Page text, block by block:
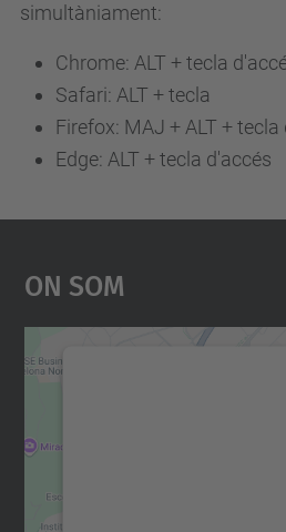
simultàniament:
Chrome: ALT + tecla
Safari: ALT + tecla
Firefox: MAJ + ALT + tecla
Edge: ALT + tecla d'accés
On Som